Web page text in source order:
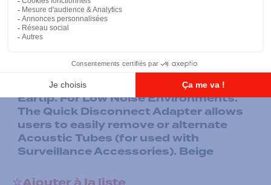
Low Noise Kit - Clear Acoustic Tube
Assembly includes 1 Clear Rubber
Eartip. For Low Noise Environments.
The Quick Disconnect Adapter allows
users to easily remove or alternate
Acoustic Tubes (for used with
Surveillance Accessories). Beige